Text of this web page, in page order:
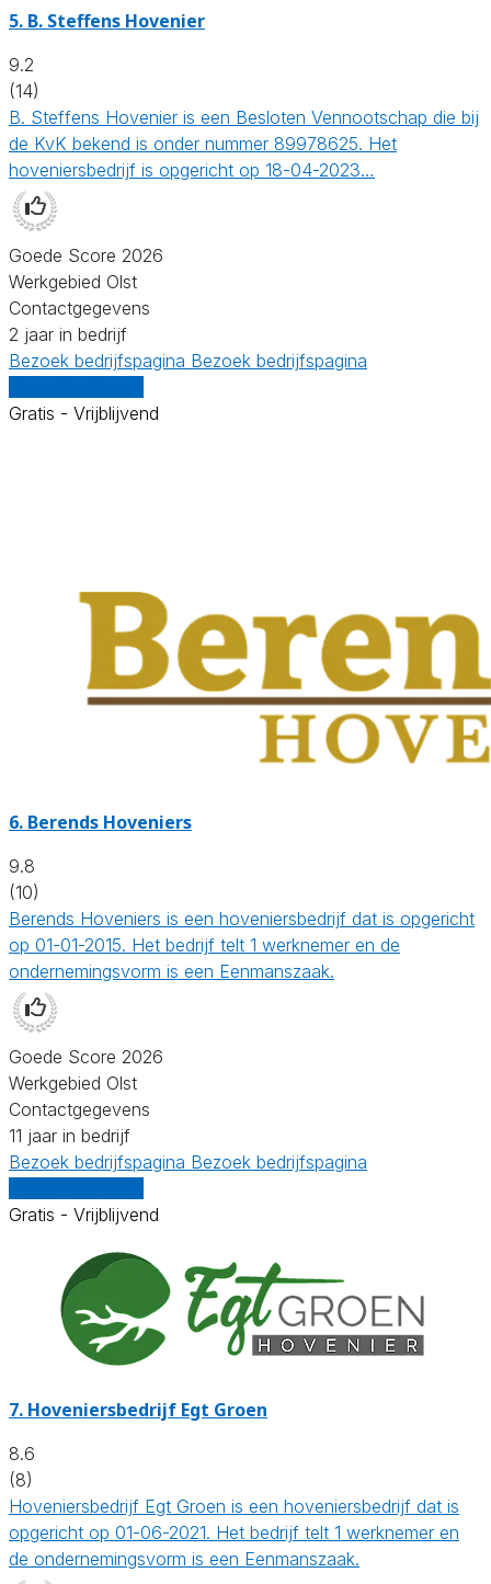
5. B. Steffens Hovenier
9.2
(14)
B. Steffens Hovenier is een Besloten Vennootschap die bij
de KvK bekend is onder nummer 89978625. Het
hoveniersbedrijf is opgericht op 18-04-2023…
Goede Score 2026
Werkgebied Olst
Contactgegevens
2 jaar in bedrijf
Bezoek bedrijfspagina Bezoek bedrijfspagina
Gratis - Vrijblijvend
6. Berends Hoveniers
9.8
(10)
Berends Hoveniers is een hoveniersbedrijf dat is opgericht
op 01-01-2015. Het bedrijf telt 1 werknemer en de
ondernemingsvorm is een Eenmanszaak.
Goede Score 2026
Werkgebied Olst
Contactgegevens
11 jaar in bedrijf
Bezoek bedrijfspagina Bezoek bedrijfspagina
Gratis - Vrijblijvend
7. Hoveniersbedrijf Egt Groen
8.6
(8)
Hoveniersbedrijf Egt Groen is een hoveniersbedrijf dat is
opgericht op 01-06-2021. Het bedrijf telt 1 werknemer en
de ondernemingsvorm is een Eenmanszaak.